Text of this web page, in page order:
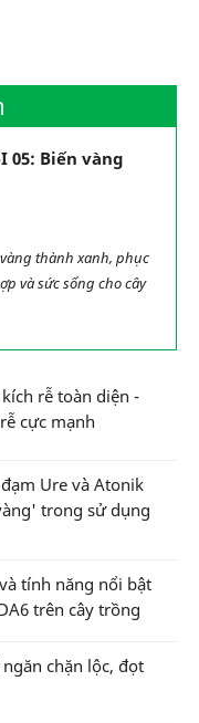
05: Biến vàng
vàng thành xanh, phục
và sức sống cho cây
kích rễ toàn diện -
cực mạnh
Ure và Atonik
trong sử dụng
tính năng nổi bật
trên cây trồng
chặn lộc, đọt